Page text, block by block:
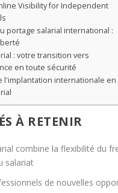
Visibility for Independent
portage salarial international :
: votre transition vers
en toute sécurité
l'implantation internationale en
À RETENIR
combine la flexibilité du
salariat
de nouvelles